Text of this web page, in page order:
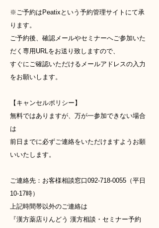
※ご予約はPeatixという予約管理サイトにて承
ります。
ご予約後、確認メールやセミナーへご参加いた
だく専用URLをお送り致しますので、
すぐにご確認いただけるメールアドレスの入力
をお願いします。
【キャンセルポリシー】
無料ではありますが、万が一参加できない場合
は
前日までに必ずご連絡をいただけますようお願
いいたします。
ご連絡先：お客様相談窓口092-718-0055（平日
10-17時）
上記時間帯以外のご連絡は
『漢方薬店りんどう 漢方相談・セミナー予約